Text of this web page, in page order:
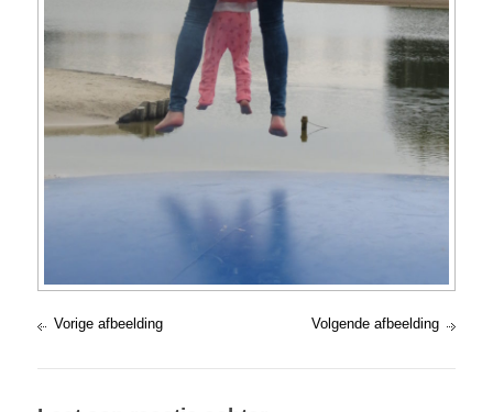
Vorige afbeelding Volgende afbeelding